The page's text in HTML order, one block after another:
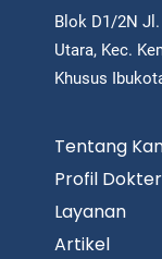
Blok D1/2N Jl.
Utara, Kec.
Khusus
Tentang
Profil Dokter
Layanan
Artikel